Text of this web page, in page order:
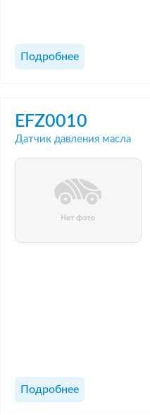
Подробнее
EFZ0010
Датчик давления масла
Подробнее